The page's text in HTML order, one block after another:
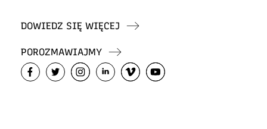
DOWIEDZ SIĘ WIĘCEJ
POROZMAWIAJMY